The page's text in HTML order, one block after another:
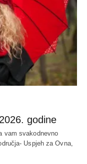
godine
vam svakodnevno
Uspjeh za Ovna,